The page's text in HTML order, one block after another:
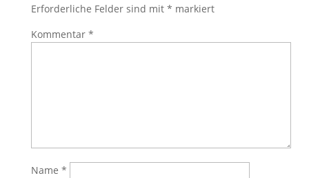
Erforderliche Felder sind mit * markiert
Kommentar *
Name *